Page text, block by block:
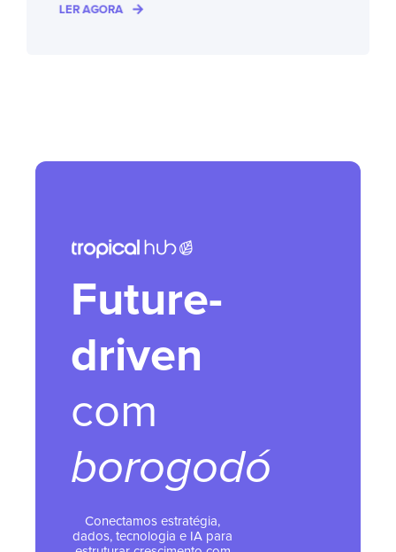
LER AGORA
Future-
driven
com
borogodó
Conectamos estratégia,
dados, tecnologia e IA para